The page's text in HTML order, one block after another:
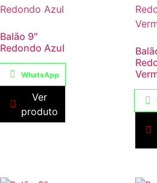
Balão 9″
Redondo Azul
WhatsApp
Ver
produto